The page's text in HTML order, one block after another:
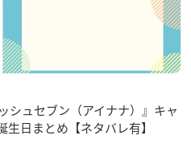
シュセブン（アイナナ）』キャ
日まとめ【ネタバレ有】